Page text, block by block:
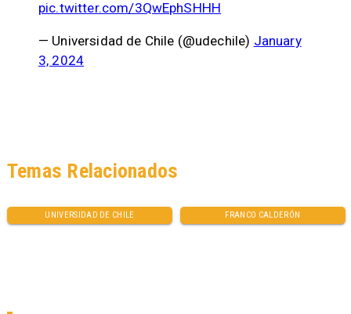
pic.twitter.com/3QwEphSHHH
— Universidad de Chile (@udechile) January
3, 2024
UNIVERSIDAD DE CHILE FRANCO CALDERÓN
Temas Relacionados